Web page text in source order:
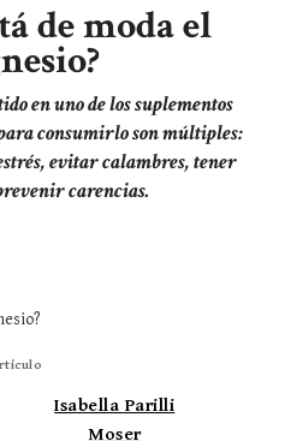
de moda el
en uno de los suplementos
consumirlo son múltiples:
evitar calambres, tener
carencias.
Isabella Parilli
Moser